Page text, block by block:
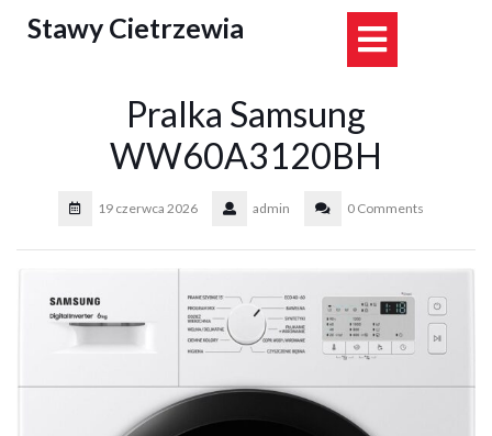
Stawy Cietrzewia
Pralka Samsung
WW60A3120BH
19 czerwca 2026 admin 0 Comments